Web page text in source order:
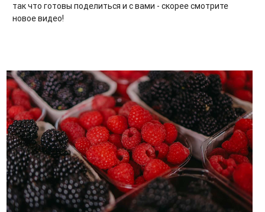
так что готовы поделиться и с вами - скорее смотрите
новое видео!